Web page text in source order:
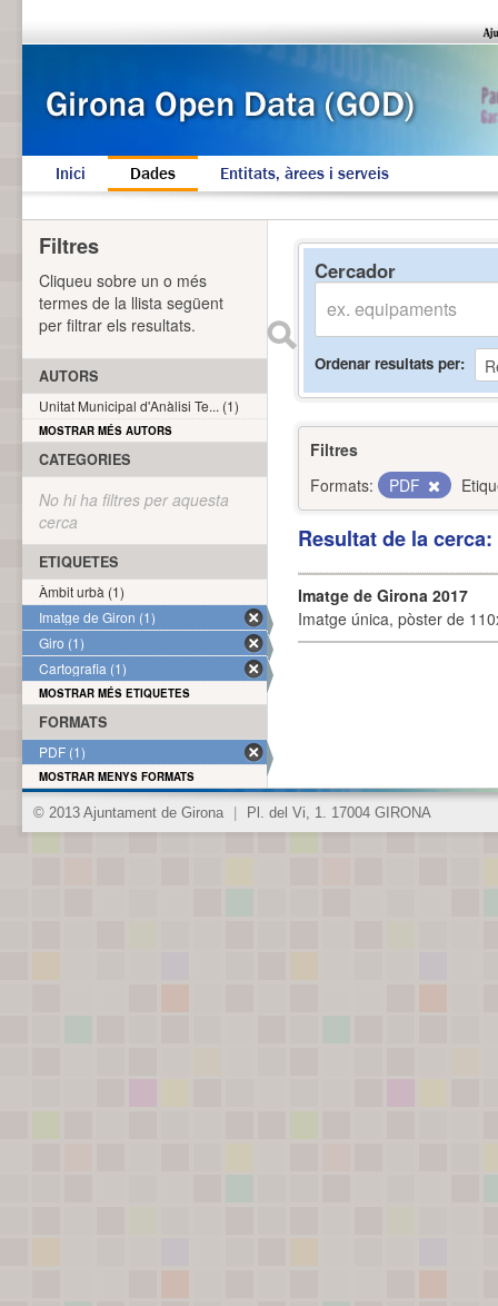
Inici Dades Entitats, àrees i serveis
Cercador
Ordenar resultats per
Filtres
Formats:
PDF
Resultat de la
Imatge de Girona 2017
Imatge única, pòster de
Filtres
Cliqueu sobre un o més
termes de la llista següent
per filtrar els resultats.
AUTORS
Unitat Municipal d'Anàlisi Te... (1)
MOSTRAR MÉS AUTORS
CATEGORIES
No hi ha filtres per aquesta
cerca
ETIQUETES
Àmbit urbà (1)
Imatge de Giron (1)
Giro (1)
Cartografia (1)
MOSTRAR MÉS ETIQUETES
FORMATS
PDF (1)
MOSTRAR MENYS FORMATS
© 2013 Ajuntament de Girona Pl. del Vi, 1. 17004 GIRONA